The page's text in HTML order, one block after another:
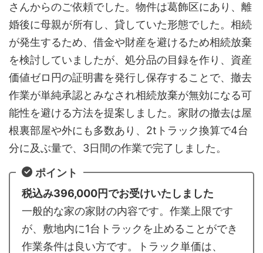
さんからのご依頼でした。物件は葛飾区にあり、離
婚後に母親が所有し、貸していた形態でした。相続
が発生するため、借金や財産を避けるため相続放棄
を検討していましたが、処分品の目録を作り、資産
価値ゼロ円の証明書を発行し保存することで、撤去
作業が単純承認とみなされ相続放棄が無効になる可
能性を避ける方法を提案しました。家財の撤去は屋
根裏部屋や外にも多数あり、2tトラック換算で4台
分に及ぶ量で、3日間の作業で完了しました。
ポイント
税込み396,000円でお受けいたしました
一般的な家の家財の内容です。作業上限です
が、敷地内に1台トラックを止めることができ
作業条件は良い方です。トラック単価は、